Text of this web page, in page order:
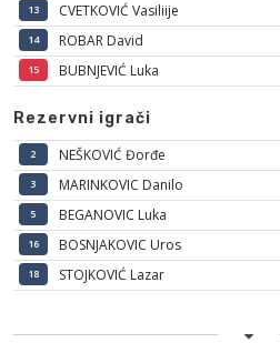
13 CVETKOVIĆ Vasiliije
14 ROBAR David
15 BUBNJEVIĆ Luka
Rezervni igrači
2 NEŠKOVIĆ Đorđe
3 MARINKOVIC Danilo
5 BEGANOVIC Luka
16 BOSNJAKOVIC Uros
18 STOJKOVIĆ Lazar